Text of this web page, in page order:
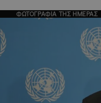
ΦΩΤΟΓΡΑΦΙΑ ΤΗΣ ΗΜΕΡΑΣ